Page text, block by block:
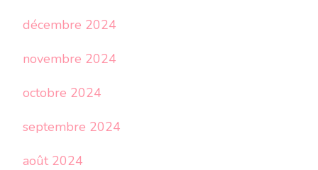
décembre 2024
novembre 2024
octobre 2024
septembre 2024
août 2024